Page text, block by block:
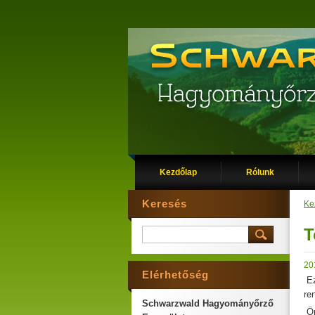
Kezdőlap Rólunk
Keresés
Elérhetőség
Schwarzwald Hagyományőrző